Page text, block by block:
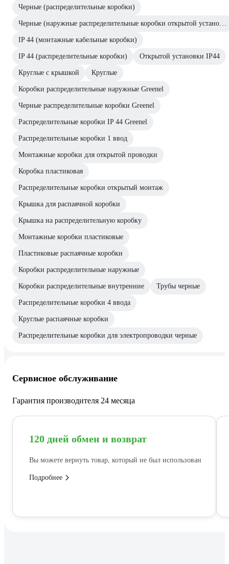
Черные (распределительные коробки)
Черные (наружные распределительные коробки открытой установки)
IP 44 (монтажные кабельные коробки)
IP 44 (распределительные коробки) Открытой установки IP44
Круглые с крышкой Круглые
Коробки распределительные наружные Greenel
Черные распределительные коробки Greenel
Распределительные коробки IP 44 Greenel
Распределительные коробки 1 ввод
Монтажные коробки для открытой проводки
Коробка пластиковая
Распределительные коробки открытый монтаж
Крышка для распаячной коробки
Крышка на распределительную коробку
Монтажные коробки пластиковые
Пластиковые распаячные коробки
Коробки распределительные наружные
Коробки распределительные внутренние Трубы черные
Распределительные коробки 4 ввода
Круглые распаячные коробки
Распределительные коробки для электропроводки черные
Сервисное обслуживание
Гарантия производителя 24 месяца
120 дней обмен и возврат
Вы можете вернуть товар, который не был использован
Подробнее